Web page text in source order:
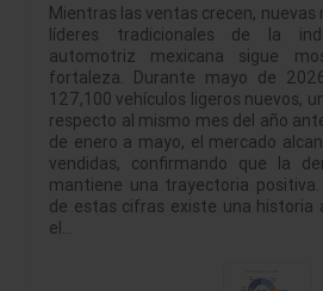
Mientras las ventas crecen, nuevas
líderes tradicionales de la
automotriz mexicana sigue
fortaleza. Durante mayo de
127,100 vehículos ligeros nuevos,
respecto al mismo mes del año
de enero a mayo, el mercado
vendidas, confirmando que la
mantiene una trayectoria
de estas cifras existe una historia
el…